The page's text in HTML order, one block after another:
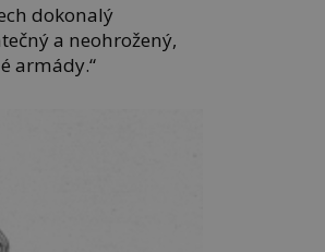
dokonalý
a neohrožený,
armády.“